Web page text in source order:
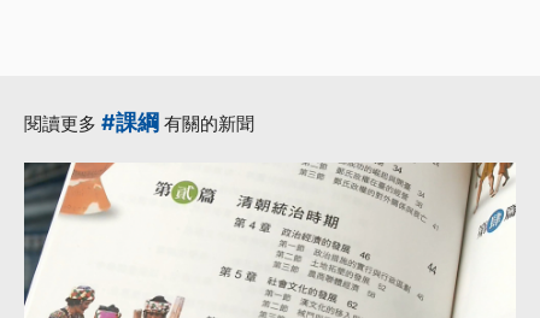
閱讀更多 #課綱 有關的新聞